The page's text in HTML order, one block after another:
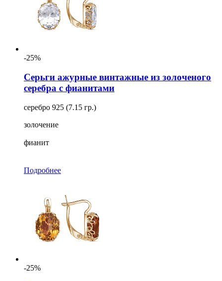
-25%
Серьги ажурные винтажные из золоченого
серебра с фианитами
серебро 925 (7.15 гр.)
золочение
фианит
Подробнее
-25%